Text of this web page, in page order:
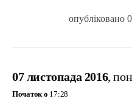
опубліковано
07 листопада 2016,
Початок о 17:28